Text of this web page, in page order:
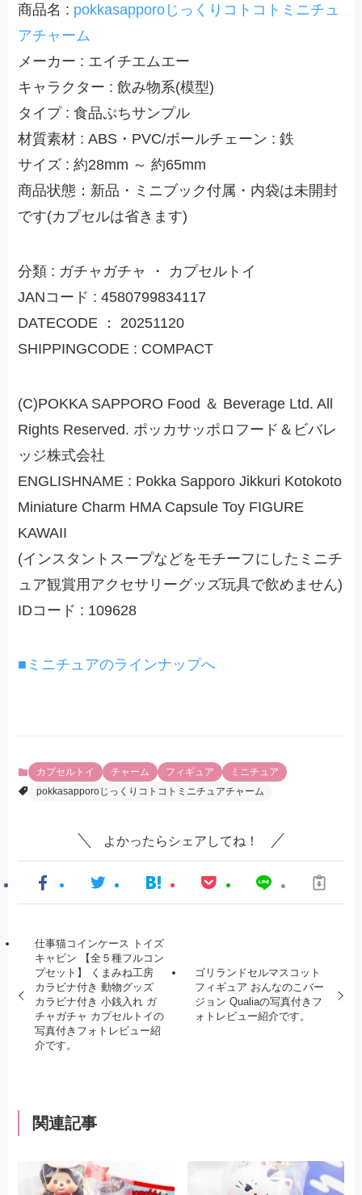
商品名 : pokkasapporoじっくりコトコトミニチュ
アチャーム
メーカー : エイチエムエー
キャラクター : 飲み物系(模型)
タイプ : 食品ぷちサンプル
材質素材 : ABS・PVC/ボールチェーン : 鉄
サイズ : 約28mm ～ 約65mm
商品状態：新品・ミニブック付属・内袋は未開封
です(カプセルは省きます)
分類 : ガチャガチャ ・ カプセルトイ
JANコード : 4580799834117
DATECODE ： 20251120
SHIPPINGCODE : COMPACT
(C)POKKA SAPPORO Food ＆ Beverage Ltd. All
Rights Reserved. ポッカサッポロフード＆ビバレ
ッジ株式会社
ENGLISHNAME : Pokka Sapporo Jikkuri Kotokoto
Miniature Charm HMA Capsule Toy FIGURE
KAWAII
(インスタントスープなどをモチーフにしたミニチ
ュア観賞用アクセサリーグッズ玩具で飲めません)
IDコード : 109628
■ミニチュアのラインナップへ
カプセルトイ チャーム フィギュア
ミニチュア
pokkasapporoじっくりコトコトミニチュアチャーム
よかったらシェアしてね！
仕事猫コインケース トイズ
キャビン 【全５種フルコン
プセット】 くまみね工房
カラビナ付き 動物グッズ
カラビナ付き 小銭入れ ガ
チャガチャ カプセルトイの
写真付きフォトレビュー紹
介です。
ゴリランドセルマスコット
フィギュア おんなのこバー
ジョン Qualiaの写真付きフ
ォトレビュー紹介です。
関連記事